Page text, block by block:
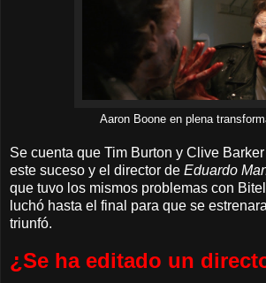
Aaron Boone en plena
Se cuenta que Tim Burton y Clive
este suceso y el director de Eduardo
que tuvo los mismos problemas con
luchó hasta el final para que se
triunfó.
¿Se ha editado un